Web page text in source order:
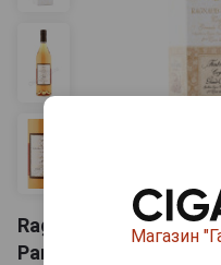
Ragnaud Sabourin 1
Раньо Сабурэн Гран
Магазин